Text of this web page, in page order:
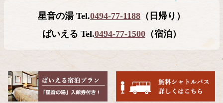
頭
へ
戻
星音の湯 Tel.0494-77-1188 （日帰り）
ばいえる Tel.0494-77-1500（宿泊）